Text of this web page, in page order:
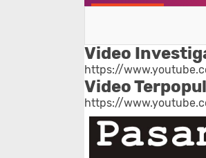
Video
https://
Video
https://